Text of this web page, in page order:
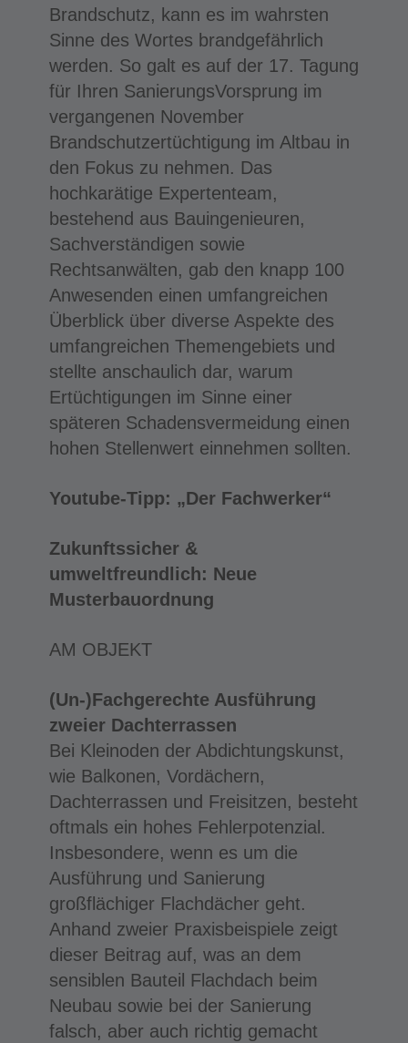
Brandschutz, kann es im wahrsten
Sinne des Wortes brandgefährlich
werden. So galt es auf der 17. Tagung
für Ihren SanierungsVorsprung im
vergangenen November
Brandschutzertüchtigung im Altbau in
den Fokus zu nehmen. Das
hochkarätige Expertenteam,
bestehend aus Bauingenieuren,
Sachverständigen sowie
Rechtsanwälten, gab den knapp 100
Anwesenden einen umfangreichen
Überblick über diverse Aspekte des
umfangreichen Themengebiets und
stellte anschaulich dar, warum
Ertüchtigungen im Sinne einer
späteren Schadensvermeidung einen
hohen Stellenwert einnehmen sollten.
Youtube-Tipp: „Der Fachwerker“
Zukunftssicher &
umweltfreundlich: Neue
Musterbauordnung
AM OBJEKT
(Un-)Fachgerechte Ausführung
zweier Dachterrassen
Bei Kleinoden der Abdichtungskunst,
wie Balkonen, Vordächern,
Dachterrassen und Freisitzen, besteht
oftmals ein hohes Fehlerpotenzial.
Insbesondere, wenn es um die
Ausführung und Sanierung
großflächiger Flachdächer geht.
Anhand zweier Praxisbeispiele zeigt
dieser Beitrag auf, was an dem
sensiblen Bauteil Flachdach beim
Neubau sowie bei der Sanierung
falsch, aber auch richtig gemacht